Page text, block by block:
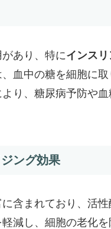
あり、特にインス
血中の糖を細胞に
り、糖尿病予防や
ング効果
含まれており、活
減し、細胞の老化